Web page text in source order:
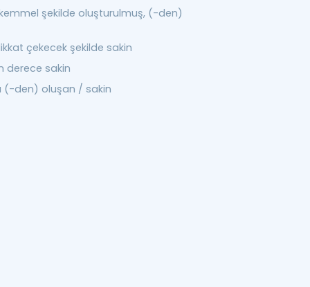
şekilde oluşturulmuş, (-den)
çekecek şekilde sakin
derece sakin
(-den) oluşan / sakin